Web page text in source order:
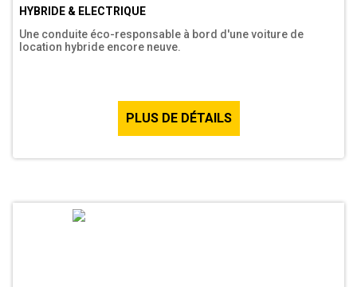
HYBRIDE & ELECTRIQUE
Une conduite éco-responsable à bord d'une voiture de
location hybride encore neuve.
PLUS DE DÉTAILS